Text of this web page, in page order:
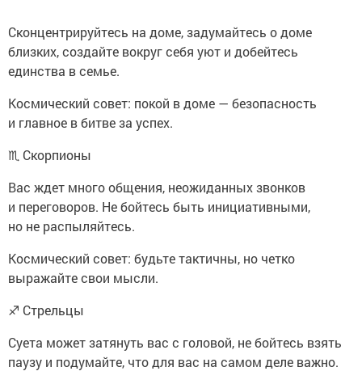
Сконцентрируйтесь на доме, задумайтесь о доме
близких, создайте вокруг себя уют и добейтесь
единства в семье.
Космический совет: покой в доме — безопасность
и главное в битве за успех.
♏ Скорпионы
Вас ждет много общения, неожиданных звонков
и переговоров. Не бойтесь быть инициативными,
но не распыляйтесь.
Космический совет: будьте тактичны, но четко
выражайте свои мысли.
♐ Стрельцы
Суета может затянуть вас с головой, не бойтесь взять
паузу и подумайте, что для вас на самом деле важно.